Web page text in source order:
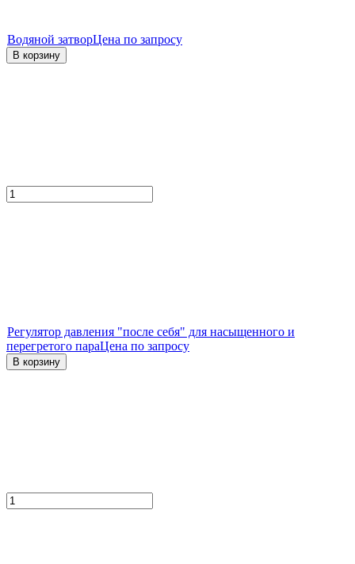
Водяной затворЦена по запросу
В корзину
Регулятор давления "после себя" для насыщенного и
перегретого параЦена по запросу
В корзину